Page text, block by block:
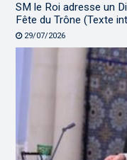
SM le Roi adresse un
Fête du Trône (Texte
29/07/2026